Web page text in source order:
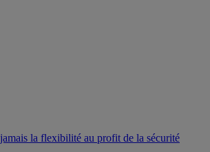
la flexibilité au profit de la sécurité